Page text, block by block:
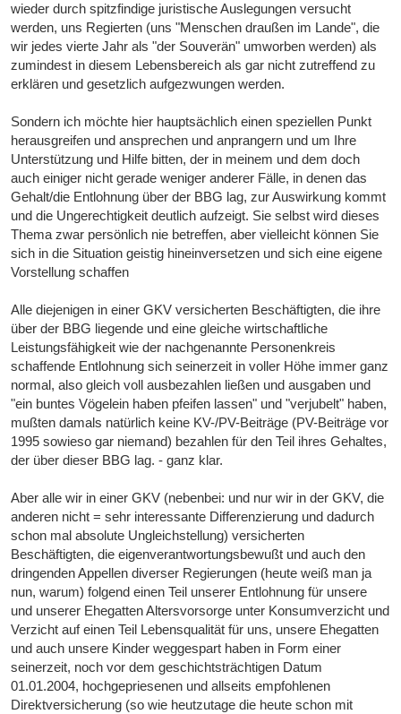
wieder durch spitzfindige juristische Auslegungen versucht
werden, uns Regierten (uns "Menschen draußen im Lande", die
wir jedes vierte Jahr als "der Souverän" umworben werden) als
zumindest in diesem Lebensbereich als gar nicht zutreffend zu
erklären und gesetzlich aufgezwungen werden.
Sondern ich möchte hier hauptsächlich einen speziellen Punkt
herausgreifen und ansprechen und anprangern und um Ihre
Unterstützung und Hilfe bitten, der in meinem und dem doch
auch einiger nicht gerade weniger anderer Fälle, in denen das
Gehalt/die Entlohnung über der BBG lag, zur Auswirkung kommt
und die Ungerechtigkeit deutlich aufzeigt. Sie selbst wird dieses
Thema zwar persönlich nie betreffen, aber vielleicht können Sie
sich in die Situation geistig hineinversetzen und sich eine eigene
Vorstellung schaffen
Alle diejenigen in einer GKV versicherten Beschäftigten, die ihre
über der BBG liegende und eine gleiche wirtschaftliche
Leistungsfähigkeit wie der nachgenannte Personenkreis
schaffende Entlohnung sich seinerzeit in voller Höhe immer ganz
normal, also gleich voll ausbezahlen ließen und ausgaben und
"ein buntes Vögelein haben pfeifen lassen" und "verjubelt" haben,
mußten damals natürlich keine KV-/PV-Beiträge (PV-Beiträge vor
1995 sowieso gar niemand) bezahlen für den Teil ihres Gehaltes,
der über dieser BBG lag. - ganz klar.
Aber alle wir in einer GKV (nebenbei: und nur wir in der GKV, die
anderen nicht = sehr interessante Differenzierung und dadurch
schon mal absolute Ungleichstellung) versicherten
Beschäftigten, die eigenverantwortungsbewußt und auch den
dringenden Appellen diverser Regierungen (heute weiß man ja
nun, warum) folgend einen Teil unserer Entlohnung für unsere
und unserer Ehegatten Altersvorsorge unter Konsumverzicht und
Verzicht auf einen Teil Lebensqualität für uns, unsere Ehegatten
und auch unsere Kinder weggespart haben in Form einer
seinerzeit, noch vor dem geschichtsträchtigen Datum
01.01.2004, hochgepriesenen und allseits empfohlenen
Direktversicherung (so wie heutzutage die heute schon mit